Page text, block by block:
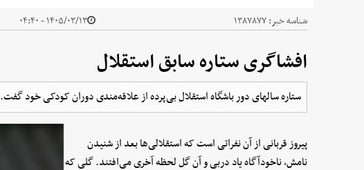
شناسه خبر:۱۳۸۷۸۷۷ ۱۴۰۵/۰۳/۱۳ - ۰۴:۴۰
افشاگری ستاره سابق استقلال
ستاره سالهای دور باشگاه استقلال بی‌پرده از علاقه‌مندی دوران کودکی خود گفت.
پیروز قربانی از آن نفراتی است که استقلالی‌ها بعد از شنیدن
نامش، ناخودآگاه یاد دربی و آن گل لحظه آخری می‌افتند. گلی که